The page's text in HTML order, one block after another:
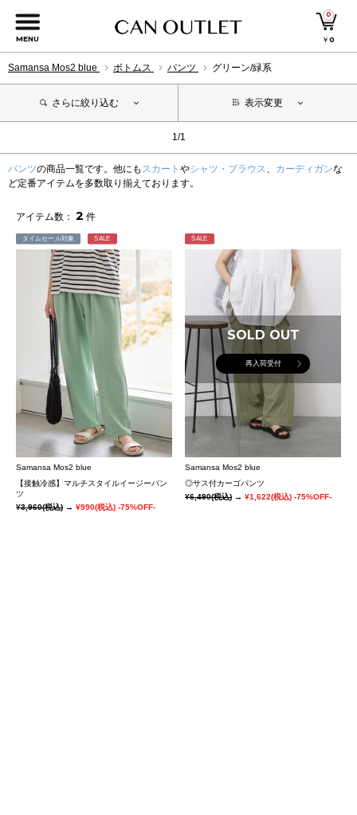
MENU
0
￥0
Samansa Mos2 blue ボトムス パンツ グリーン/緑系
さらに絞り込む 表示変更
1/1
パンツの商品一覧です。他にも スカート やシャツ・ブラウス、 カーディガンな
ど定番アイテムを多数取り揃えております。
アイテム数： 2 件
タイムセール対象 SALE
Samansa Mos2 blue
【接触冷感】マルチスタイルイージーパン
ツ
¥3,960(税込) → ¥990(税込) -75%OFF-
SALE
SOLD OUT
再入荷受付
Samansa Mos2 blue
◎サス付カーゴパンツ
¥6,490(税込)→¥1,622(税込) -75%OFF-